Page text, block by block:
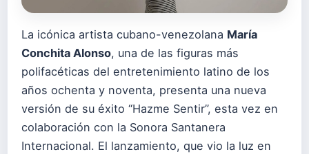
La icónica artista cubano-venezolana María
Conchita Alonso, una de las figuras más
polifacéticas del entretenimiento latino de los
años ochenta y noventa, presenta una nueva
versión de su éxito “Hazme Sentir”, esta vez en
colaboración con la Sonora Santanera
Internacional. El lanzamiento, que vio la luz en